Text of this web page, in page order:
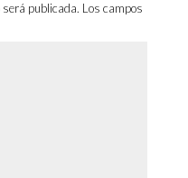
será publicada. Los campos